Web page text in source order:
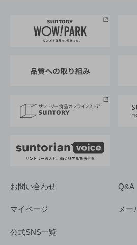
地域情報
サントリーサンバーズ大阪
サントリーが考えるサステナ
企業概要
採用情報
お問い合わせ Q&A
マイページ メー
公式SNS一覧